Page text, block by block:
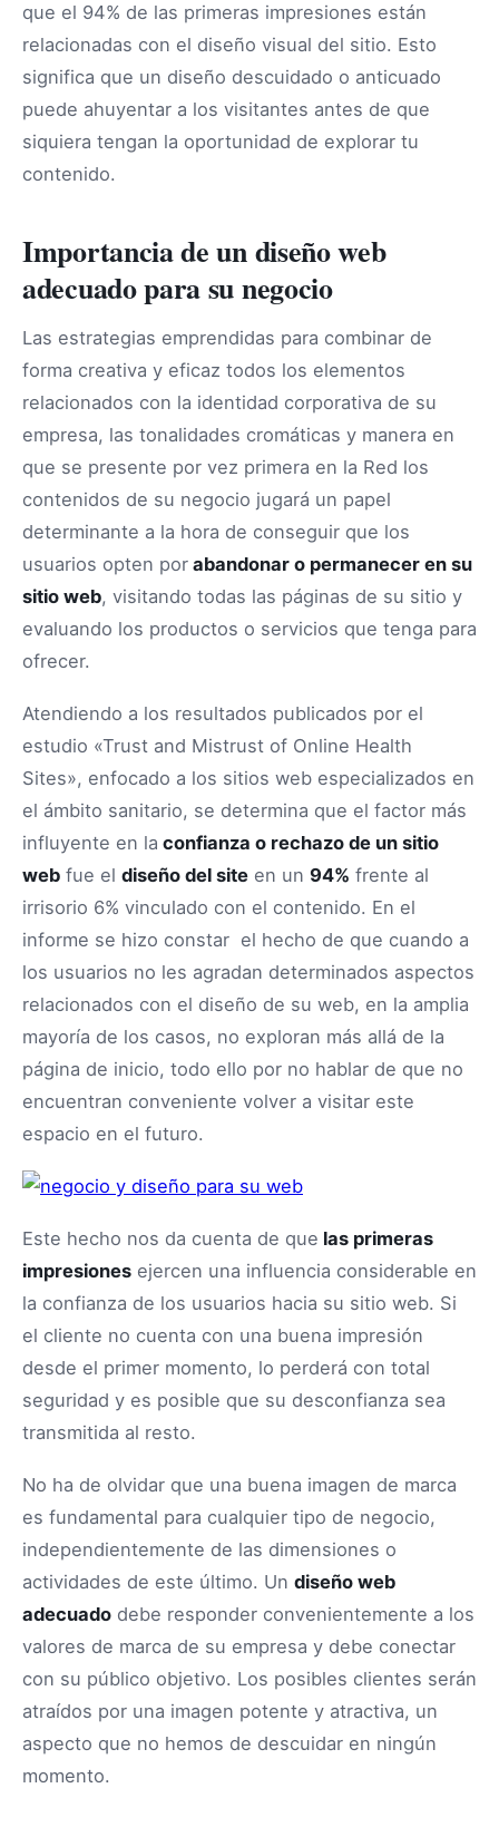
que el 94% de las primeras impresiones están
relacionadas con el diseño visual del sitio. Esto
significa que un diseño descuidado o anticuado
puede ahuyentar a los visitantes antes de que
siquiera tengan la oportunidad de explorar tu
contenido.
Importancia de un diseño web
adecuado para su negocio
Las estrategias emprendidas para combinar de
forma creativa y eficaz todos los elementos
relacionados con la identidad corporativa de su
empresa, las tonalidades cromáticas y manera en
que se presente por vez primera en la Red los
contenidos de su negocio jugará un papel
determinante a la hora de conseguir que los
usuarios opten por abandonar o permanecer en su
sitio web, visitando todas las páginas de su sitio y
evaluando los productos o servicios que tenga para
ofrecer.
Atendiendo a los resultados publicados por el
estudio «Trust and Mistrust of Online Health
Sites», enfocado a los sitios web especializados en
el ámbito sanitario, se determina que el factor más
influyente en la confianza o rechazo de un sitio
web fue el diseño del site en un 94% frente al
irrisorio 6% vinculado con el contenido. En el
informe se hizo constar el hecho de que cuando a
los usuarios no les agradan determinados aspectos
relacionados con el diseño de su web, en la amplia
mayoría de los casos, no exploran más allá de la
página de inicio, todo ello por no hablar de que no
encuentran conveniente volver a visitar este
espacio en el futuro.
Este hecho nos da cuenta de que las primeras
impresiones ejercen una influencia considerable en
la confianza de los usuarios hacia su sitio web. Si
el cliente no cuenta con una buena impresión
desde el primer momento, lo perderá con total
seguridad y es posible que su desconfianza sea
transmitida al resto.
No ha de olvidar que una buena imagen de marca
es fundamental para cualquier tipo de negocio,
independientemente de las dimensiones o
actividades de este último. Un diseño web
adecuado debe responder convenientemente a los
valores de marca de su empresa y debe conectar
con su público objetivo. Los posibles clientes serán
atraídos por una imagen potente y atractiva, un
aspecto que no hemos de descuidar en ningún
momento.